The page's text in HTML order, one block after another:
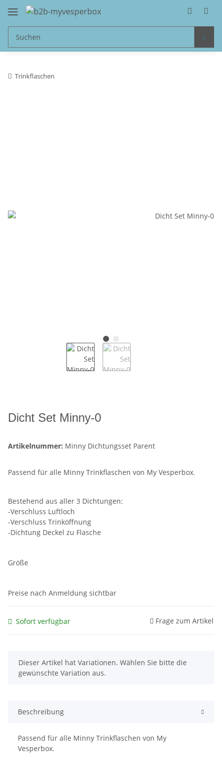
Trinkflaschen
Dicht Set Minny-0
Artikelnummer: Minny Dichtungsset Parent
Passend für alle Minny Trinkflaschen von My Vesperbox.
Bestehend aus aller 3 Dichtungen:
-Verschluss Luftloch
-Verschluss Trinköffnung
-Dichtung Deckel zu Flasche
Größe
Preise nach Anmeldung sichtbar
Sofort verfügbar Frage zum Artikel
x
Dieser Artikel hat Variationen. Wählen Sie bitte die
gewünschte Variation aus.
Beschreibung
Passend für alle Minny Trinkflaschen von My
Vesperbox.